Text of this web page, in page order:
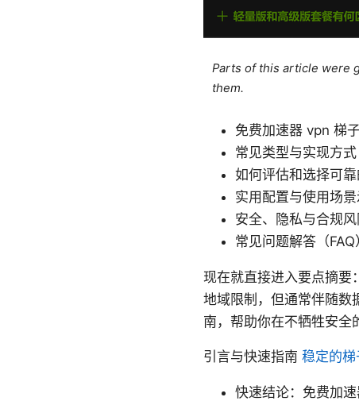
Parts of this article were
them.
免费加速器 vpn 梯
常见类型与实现方
如何评估和选择可
实用配置与使用场景
安全、隐私与合规
常见问题解答（FAQ
现在就直接进入要点摘要
地域限制，但通常伴随数
南，帮助你在不牺牲安全
引言与快速指南 稳定的
快速结论：免费加